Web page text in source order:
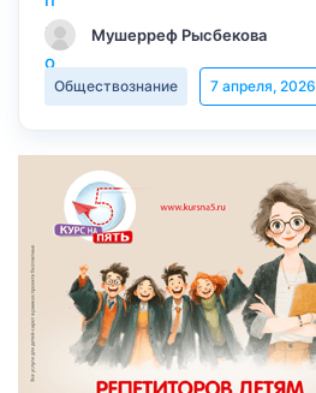
Мушерреф Рысбекова
Обществознание 7 апреля, 2026